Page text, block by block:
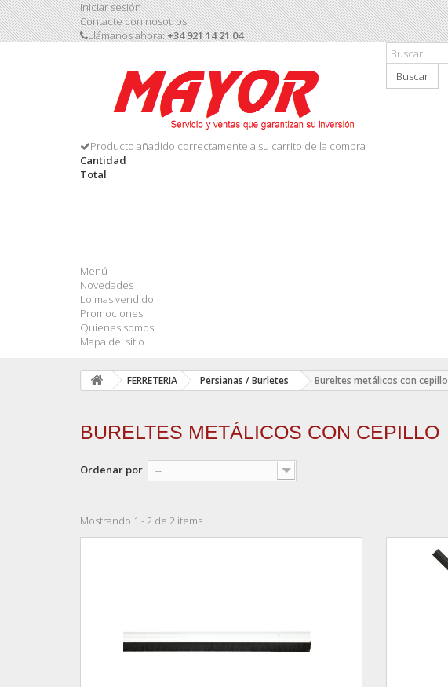
Iniciar sesión
Contacte con nosotros
Llámanos ahora:+34 921 14 21 04
Buscar
Producto añadido correctamente a su carrito de la compra
Cantidad
Total
Menú
Novedades
Lo mas vendido
Promociones
Quienes somos
Mapa del sitio
FERRETERIA Persianas / Burletes Bureltes metálicos con cepillo
BURELTES METÁLICOS CON CEPILLO
Ordenar por --
Mostrando 1 - 2 de 2 items